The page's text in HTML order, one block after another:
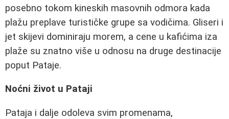
posebno tokom kineskih masovnih odmora kada
plažu preplave turističke grupe sa vodičima. Gliseri i
jet skijevi dominiraju morem, a cene u kafićima iza
plaže su znatno više u odnosu na druge destinacije
poput Pataje.
Noćni život u Pataji
Pataja i dalje odoleva svim promenama,